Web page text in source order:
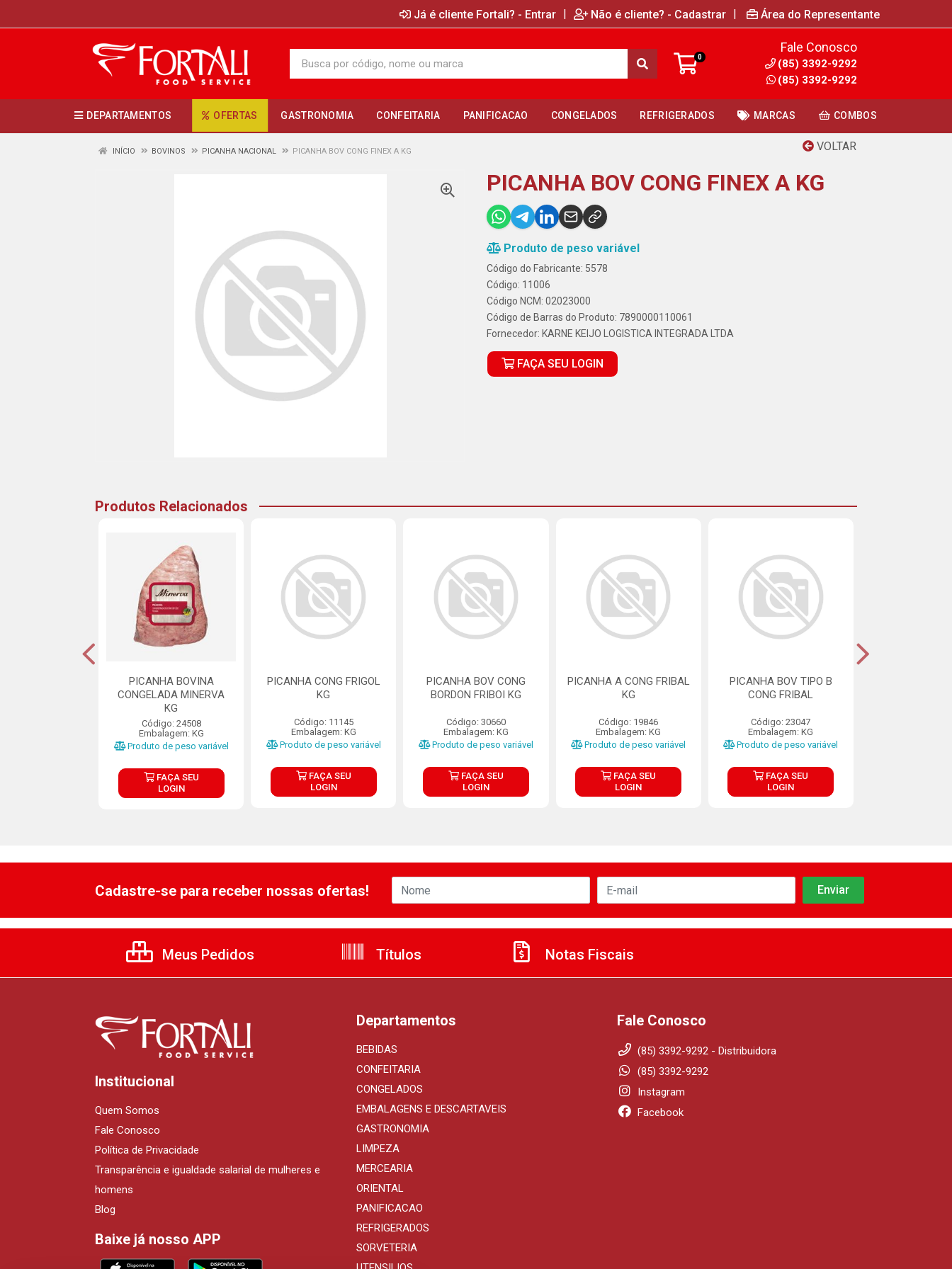
Já é cliente Fortali? - Entrar | Não é cliente? - Cadastrar | Área do Representante
0
Fale Conosco
(85) 3392-9292
(85) 3392-9292
DEPARTAMENTOS OFERTAS GASTRONOMIA CONFEITARIA PANIFICACAO CONGELADOS REFRIGERADOS MARCAS COMBOS
VOLTAR
INÍCIO BOVINOS PICANHA NACIONAL PICANHA BOV CONG FINEX A KG
PICANHA BOV CONG FINEX A KG
Produto de peso variável
Código do Fabricante: 5578
Código: 11006
Código NCM: 02023000
Código de Barras do Produto: 7890000110061
Fornecedor: KARNE KEIJO LOGISTICA INTEGRADA LTDA
FAÇA SEU LOGIN
Produtos Relacionados
PICANHA BOVINA
CONGELADA MINERVA
KG
Código: 24508
Embalagem: KG
Produto de peso variável
FAÇA SEU
LOGIN
PICANHA CONG FRIGOL
KG
Código: 11145
Embalagem: KG
Produto de peso variável
FAÇA SEU
LOGIN
PICANHA BOV CONG
BORDON FRIBOI KG
Código: 30660
Embalagem: KG
Produto de peso variável
FAÇA SEU
LOGIN
PICANHA A CONG FRIBAL
KG
Código: 19846
Embalagem: KG
Produto de peso variável
FAÇA SEU
LOGIN
PICANHA BOV TIPO B
CONG FRIBAL
Código: 23047
Embalagem: KG
Produto de peso variável
FAÇA SEU
LOGIN
Cadastre-se para receber nossas ofertas!
Meus Pedidos Títulos Notas Fiscais
Institucional
Quem Somos
Fale Conosco
Política de Privacidade
Transparência e igualdade salarial de mulheres e
homens
Blog
Baixe já nosso APP
Departamentos
BEBIDAS
CONFEITARIA
CONGELADOS
EMBALAGENS E DESCARTAVEIS
GASTRONOMIA
LIMPEZA
MERCEARIA
ORIENTAL
PANIFICACAO
REFRIGERADOS
SORVETERIA
Fale Conosco
(85) 3392-9292 - Distribuidora
(85) 3392-9292
Instagram
Facebook